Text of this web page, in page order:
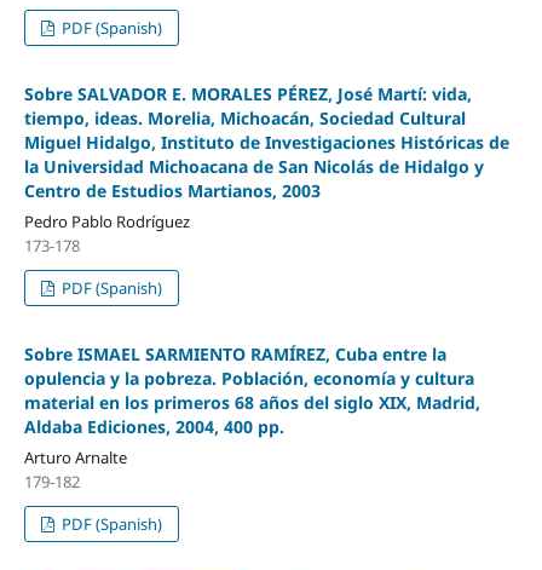
PDF (Spanish)
Sobre SALVADOR E. MORALES PÉREZ, José Martí: vida,
tiempo, ideas. Morelia, Michoacán, Sociedad Cultural
Miguel Hidalgo, Instituto de Investigaciones Históricas de
la Universidad Michoacana de San Nicolás de Hidalgo y
Centro de Estudios Martianos, 2003
Pedro Pablo Rodríguez
173-178
PDF (Spanish)
Sobre ISMAEL SARMIENTO RAMÍREZ, Cuba entre la
opulencia y la pobreza. Población, economía y cultura
material en los primeros 68 años del siglo XIX, Madrid,
Aldaba Ediciones, 2004, 400 pp.
Arturo Arnalte
179-182
PDF (Spanish)